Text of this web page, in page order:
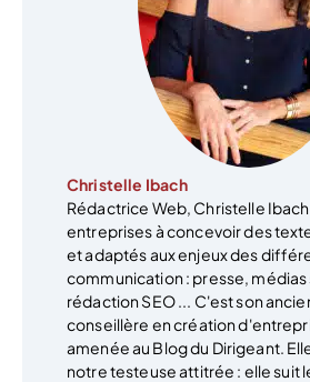
Christelle Ibach
Rédactrice Web, Christelle
entreprises à concevoir des
et adaptés aux enjeux des
communication : presse, médias
rédaction SEO ... C'est son
conseillère en création
amenée au Blog du Dirigeant.
notre testeuse attitrée : elle suit